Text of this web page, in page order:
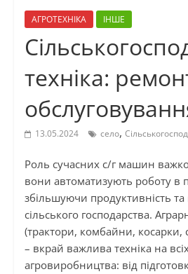
АГРОТЕХНІКА ІНШЕ
техніка:
13.05.2024 село,
Роль сучасних с/г машин
вони автоматизують роботу в
збільшуючи продуктивність та
сільського господарства.
(трактори, комбайни, косарки,
– вкрай важлива техніка на
агровиробництва: від